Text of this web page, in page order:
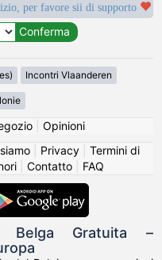
per favore sii di supporto
Incontri Vlaanderen
| Opinioni
| Privacy| Termini di
| Contatto| FAQ
Belga Gratuita –